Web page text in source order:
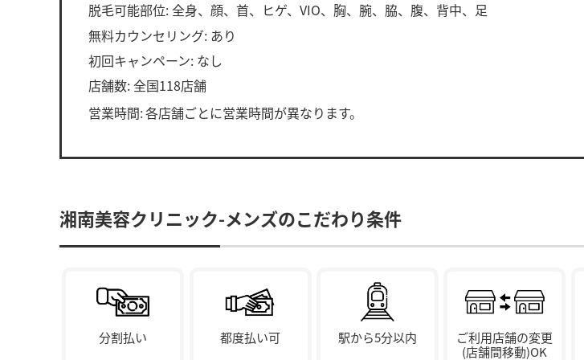
脱毛可能部位: 全身、顔、首、ヒゲ、VIO、胸、腕、脇、腹、背中、足
無料カウンセリング: あり
初回キャンペーン: なし
店舗数: 全国118店舗
営業時間:各店舗ごとに営業時間が異なります。
湘南美容クリニック-メンズのこだわり条件
分割払い 都度払い可 駅から5分以内
ご利用店舗の変更
(店舗間移動)OK